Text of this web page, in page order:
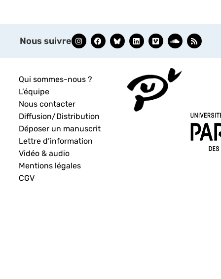
Nous suivre
Qui sommes-nous ?
L’équipe
Nous contacter
Diffusion/Distribution
Déposer un manuscrit
Lettre d’information
Vidéo & audio
Mentions légales
CGV